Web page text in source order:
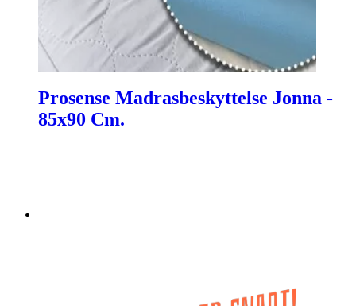
Prosense Madrasbeskyttelse Jonna -
85x90 Cm.